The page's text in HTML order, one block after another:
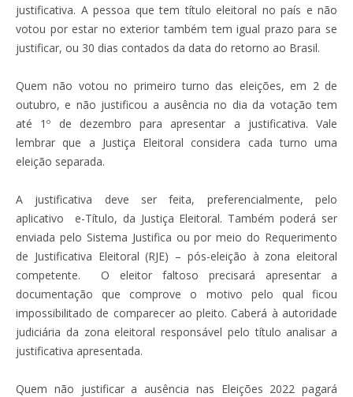
justificativa. A pessoa que tem título eleitoral no país e não
votou por estar no exterior também tem igual prazo para se
justificar, ou 30 dias contados da data do retorno ao Brasil.
Quem não votou no primeiro turno das eleições, em 2 de
outubro, e não justificou a ausência no dia da votação tem
até 1º de dezembro para apresentar a justificativa. Vale
lembrar que a Justiça Eleitoral considera cada turno uma
eleição separada.
A justificativa deve ser feita, preferencialmente, pelo
aplicativo e-Título, da Justiça Eleitoral. Também poderá ser
enviada pelo Sistema Justifica ou por meio do Requerimento
de Justificativa Eleitoral (RJE) – pós-eleição à zona eleitoral
competente. O eleitor faltoso precisará apresentar a
documentação que comprove o motivo pelo qual ficou
impossibilitado de comparecer ao pleito. Caberá à autoridade
judiciária da zona eleitoral responsável pelo título analisar a
justificativa apresentada.
Quem não justificar a ausência nas Eleições 2022 pagará